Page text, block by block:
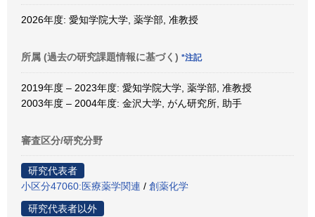
2026年度: 愛知学院大学, 薬学部, 准教授
所属 (過去の研究課題情報に基づく) *注記
2019年度 – 2023年度: 愛知学院大学, 薬学部, 准教授
2003年度 – 2004年度: 金沢大学, がん研究所, 助手
審査区分/研究分野
研究代表者
小区分47060:医療薬学関連 / 創薬化学
研究代表者以外